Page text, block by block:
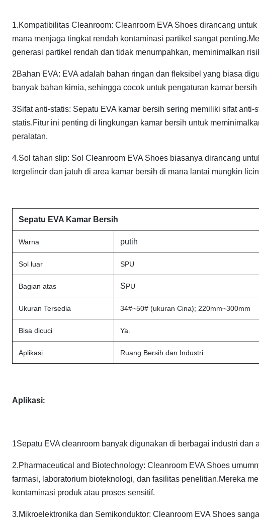
1.Kompatibilitas Cleanroom: Cleanroom EVA Shoes dirancang
mana menjaga tingkat rendah kontaminasi partikel sangat
generasi partikel rendah dan tidak menumpahkan, meminimalkan
2Bahan EVA: EVA adalah bahan ringan dan fleksibel yang biasa
banyak bahan kimia, sehingga cocok untuk pengaturan kamar
3Sifat anti-statis: Sepatu EVA kamar bersih sering memiliki sifat
statis.Fitur ini penting di lingkungan kamar bersih untuk
peralatan.
4.Sol tahan slip: Sol Cleanroom EVA Shoes biasanya dirancang
tergelincir dan jatuh di area kamar bersih di mana lantai mungkin
Sepatu EVA Kamar Bersih
Warna putih
Sol luar SPU
Bagian atas SPU
Ukuran Tersedia 34#~50# (ukuran Cina); 220mm~300mm
Bisa dicuci Ya.
Aplikasi Ruang Bersih dan Industri
Aplikasi:
1Sepatu EVA cleanroom banyak digunakan di berbagai industri
2.Pharmaceutical and Biotechnology: Cleanroom EVA Shoes
farmasi, laboratorium bioteknologi, dan fasilitas penelitian.Mereka
kontaminasi produk atau proses sensitif.
3.Mikroelektronika dan Semikonduktor: Cleanroom EVA Shoes